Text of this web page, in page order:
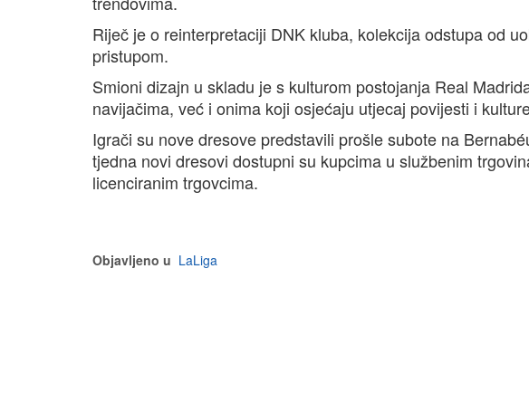
Riječ je o reinterpretaciji DNK kluba, kolekcija odstupa od
pristupom.
Smioni dizajn u skladu je s kulturom postojanja Real
navijačima, već i onima koji osjećaju utjecaj povijesti i
Igrači su nove dresove predstavili prošle subote na
tjedna novi dresovi dostupni su kupcima u službenim
licenciranim trgovcima.
Objavljeno u LaLiga